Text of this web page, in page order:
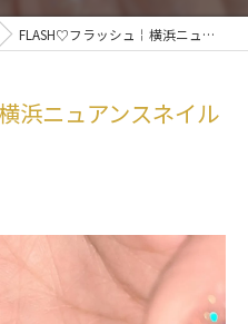
FLASH♡フラッシュ￤横浜ニュアンスネイルサロン
浜ニュアンスネイル